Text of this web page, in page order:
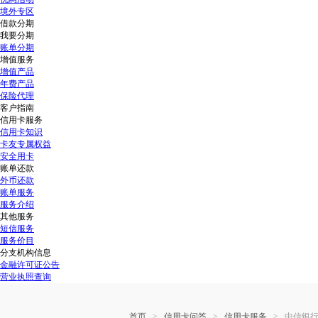
境外专区
借款分期
我要分期
账单分期
增值服务
增值产品
年费产品
保险代理
客户指南
信用卡服务
信用卡知识
卡友专属权益
安全用卡
账单还款
外币还款
账单服务
服务介绍
其他服务
短信服务
服务价目
分支机构信息
金融许可证公告
营业执照查询